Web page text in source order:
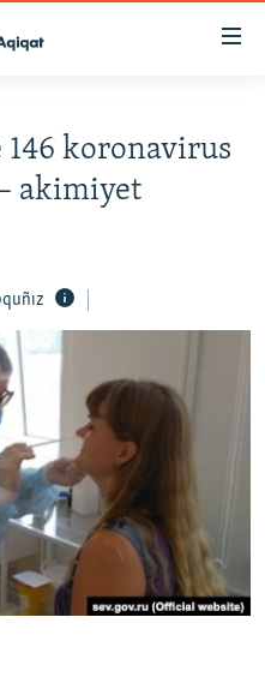
146 koronavirus
akimiyet